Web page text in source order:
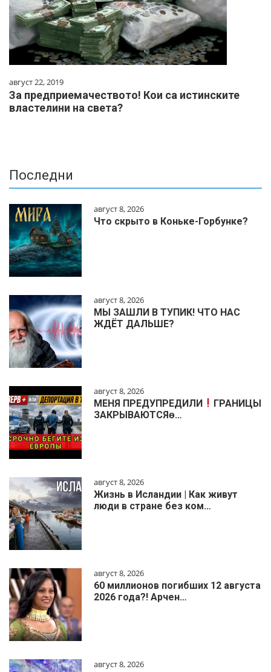
август 22, 2019
За предприемачеството! Кои са истинските
властелини на света?
Последни
август 8, 2026
Что скрыто в Коньке-Горбунке?
август 8, 2026
МЫ ЗАШЛИ В ТУПИК! ЧТО НАС
ЖДЁТ ДАЛЬШЕ?
август 8, 2026
МЕНЯ ПРЕДУПРЕДИЛИ
ГРАНИЦЫ
ЗАКРЫВАЮТСЯɵ…
август 8, 2026
Жизнь в Исландии | Как живут
люди в стране без ком…
август 8, 2026
60 миллионов погибших 12 августа
2026 года?! Арчен…
август 8, 2026